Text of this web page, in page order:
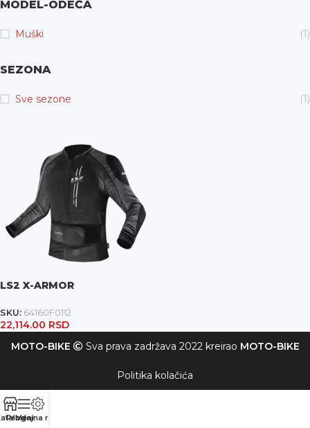
MODEL-ODEĆA
Muški (1)
SEZONA
Sve sezone (1)
LS2 X-ARMOR
SKU: 64160F0112
22,114.00 RSD
MOTO-BIKE
Sva prava zadržava 2022 kreirao MOTO-BIKE
Politika kolačića
Meni
Prodajna mesta